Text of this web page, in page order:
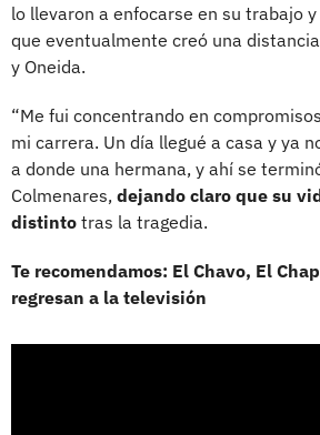
lo llevaron a enfocarse en su trabajo
que eventualmente creó una
y Oneida.
“Me fui concentrando en
mi carrera. Un día llegué a casa y ya
a donde una hermana, y ahí se
Colmenares, dejando claro que su
distinto tras la tragedia.
Te recomendamos: El Chavo, El
regresan a la televisión